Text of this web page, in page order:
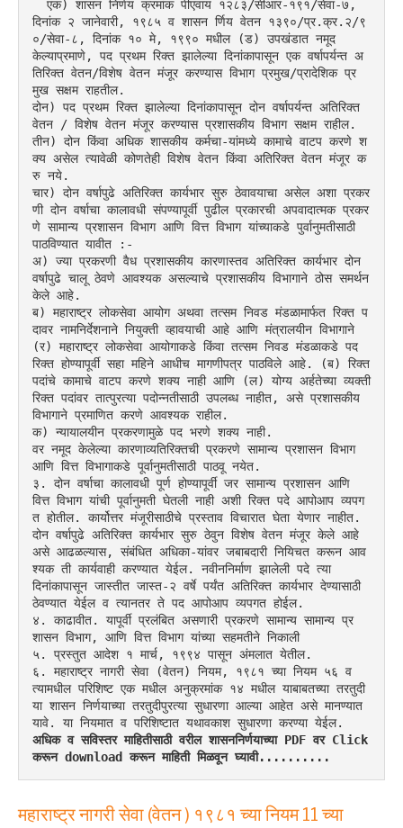
दिनांक २ जानेवारी, १९८५ व शासन र्णिय वेतन १३९०/प्र.क्र.२/९
०/सेवा-८, दिनांक १० मे, १९९० मधील (ड) उपखंडात नमूद
केल्याप्रमाणे, पद प्रथम रिक्त झालेल्या दिनांकापासून एक वर्षापर्यन्त अ
तिरिक्त वेतन/विशेष वेतन मंजूर करण्यास विभाग प्रमुख/प्रादेशिक प्र
मुख सक्षम राहतील.
दोन) पद प्रथम रिक्त झालेल्या दिनांकापासून दोन वर्षापर्यन्त अतिरिक्त
वेतन / विशेष वेतन मंजूर करण्यास प्रशासकीय विभाग सक्षम राहील.
तीन) दोन किंवा अधिक शासकीय कर्मचा-यांमध्ये कामाचे वाटप करणे श
क्य असेल त्यावेळी कोणतेही विशेष वेतन किंवा अतिरिक्त वेतन मंजूर क
रु नये.
चार) दोन वर्षापुढे अतिरिक्त कार्यभार सुरु ठेवावयाचा असेल अशा प्रकर
णी दोन वर्षाचा कालावधी संपण्यापूर्वी पुढील प्रकारची अपवादात्मक प्रकर
णे सामान्य प्रशासन विभाग आणि वित्त विभाग यांच्याकडे पुर्वानुमतीसाठी
पाठविण्यात यावीत :-
अ) ज्या प्रकरणी वैध प्रशासकीय कारणास्तव अतिरिक्त कार्यभार दोन
वर्षापुढे चालू ठेवणे आवश्यक असल्याचे प्रशासकीय विभागाने ठोस समर्थन
केले आहे.
ब) महाराष्ट्र लोकसेवा आयोग अथवा तत्सम निवड मंडळामार्फत रिक्त प
दावर नामनिर्देशनाने नियुक्ती व्हावयाची आहे आणि मंत्रालयीन विभागाने
(र) महाराष्ट्र लोकसेवा आयोगाकडे किंवा तत्सम निवड मंडळाकडे पद
रिक्त होण्यापूर्वी सहा महिने आधीच मागणीपत्र पाठविले आहे. (ब) रिक्त
पदांचे कामाचे वाटप करणे शक्य नाही आणि (ल) योग्य अर्हतेच्या व्यक्ती
रिक्त पदांवर तात्पुरत्या पदोन्नतीसाठी उपलब्ध नाहीत, असे प्रशासकीय
विभागाने प्रमाणित करणे आवश्यक राहील.
क) न्यायालयीन प्रकरणामुळे पद भरणे शक्य नाही.
वर नमूद केलेल्या कारणाव्यतिरिक्तची प्रकरणे सामान्य प्रशासन विभाग
आणि वित्त विभागाकडे पूर्वानुमतीसाठी पाठवू नयेत.
३. दोन वर्षाचा कालावधी पूर्ण होण्यापूर्वी जर सामान्य प्रशासन आणि
वित्त विभाग यांची पूर्वानुमती घेतली नाही अशी रिक्त पदे आपोआप व्यपग
त होतील. कार्योत्तर मंजूरीसाठीचे प्रस्ताव विचारात घेता येणार नाहीत.
दोन वर्षापुढे अतिरिक्त कार्यभार सुरु ठेवुन विशेष वेतन मंजूर केले आहे
असे आढळल्यास, संबंधित अधिका-यांवर जबाबदारी नियिचत करून आव
श्यक ती कार्यवाही करण्यात येईल. नवीननिर्माण झालेली पदे त्या
दिनांकापासून जास्तीत जास्त-२ वर्षे पर्यंत अतिरिक्त कार्यभार देण्यासाठी
ठेवण्यात येईल व त्यानतर ते पद आपोआप व्यपगत होईल.
४. काढावीत. यापूर्वी प्रलंबित असणारी प्रकरणे सामान्य सामान्य प्र
शासन विभाग, आणि वित्त विभाग यांच्या सहमतीने निकाली
५. प्रस्तुत आदेश १ मार्च, १९९४ पासून अंमलात येतील.
६. महाराष्ट्र नागरी सेवा (वेतन) नियम, १९८१ च्या नियम ५६ व
त्यामधील परिशिष्ट एक मधील अनुक्रमांक १४ मधील याबाबतच्या तरतुदी
या शासन निर्णयाच्या तरतुदीपुरत्या सुधारणा आल्या आहेत असे मानण्यात
यावे. या नियमात व परिशिष्टात यथावकाश सुधारणा करण्या येईल.
अधिक व सविस्तर माहितीसाठी वरील शासननिर्णयाच्या PDF वर Click
करून download करून माहिती मिळवून घ्यावी..........
महाराष्ट्र नागरी सेवा (वेतन ) १९८१ च्या नियम 11 च्या